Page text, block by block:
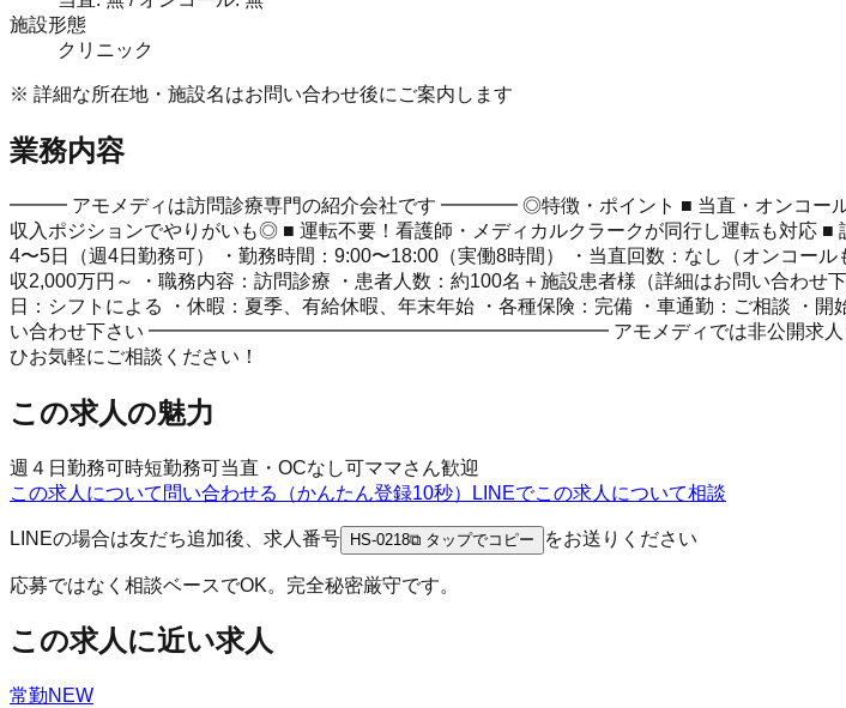
施設形態
クリニック
※ 詳細な所在地・施設名はお問い合わせ後にご案内します
業務内容
━━━ アモメディは訪問診療専門の紹介会社です ━━━━ ◎特徴・ポイント ■ 当直・オンコール
収入ポジションでやりがいも◎ ■ 運転不要！看護師・メディカルクラークが同行し運転も対応
4〜5日（週4日勤務可） ・勤務時間：9:00〜18:00（実働8時間） ・当直回数：なし（オンコー
収2,000万円～ ・職務内容：訪問診療 ・患者人数：約100名＋施設患者様（詳細はお問い合わ
日：シフトによる ・休暇：夏季、有給休暇、年末年始 ・各種保険：完備 ・車通勤：ご相談 ・
い合わせ下さい ━━━━━━━━━━━━━━━━━━━━━━━━ アモメディでは非公開求人も多数ご
ひお気軽にご相談ください！
この求人の魅力
週４日勤務可時短勤務可当直・OCなし可ママさん歓迎
この求人について問い合わせる（かんたん登録10秒）
LINEでこの求人について相談
LINEの場合は友だち追加後、求人番号 HS-0218⧉ タップでコピー をお送りください
応募ではなく相談ベースでOK。完全秘密厳守です。
この求人に近い求人
常勤NEW